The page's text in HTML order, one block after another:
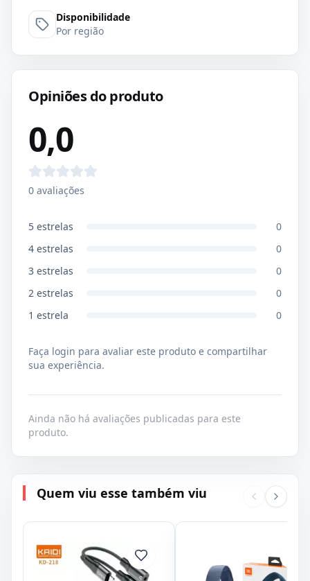
Disponibilidade
Por região
Opiniões do produto
0,0
0 avaliações
5 estrelas
0
4 estrelas
0
3 estrelas
0
2 estrelas
0
1 estrela 0
Faça login para avaliar este produto e compartilhar
sua experiência.
Ainda não há avaliações publicadas para este
produto.
Quem viu esse também viu